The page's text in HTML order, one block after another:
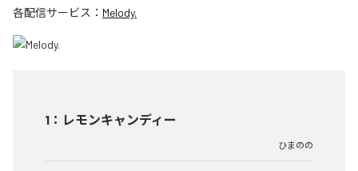
各配信サービス： Melody.
1 ： レモンキャンディー
ひまのの